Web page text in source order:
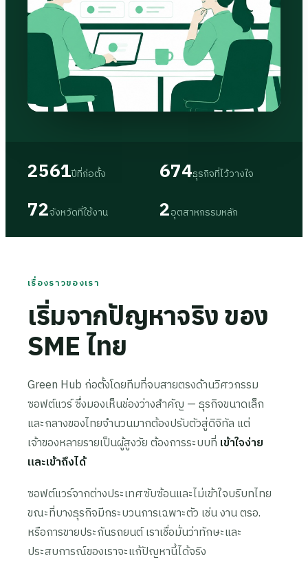
2561ปีที่ก่อตั้ง 674ธุรกิจที่ไว้วางใจ
72จังหวัดที่ใช้งาน 2อุตสาหกรรมหลัก
เรื่องราวของเรา
เริ่มจากปัญหาจริง ของ
SME ไทย
Green Hub ก่อตั้งโดยทีมที่จบสายตรงด้านวิศวกรรม
ซอฟต์แวร์ ซึ่งมองเห็นช่องว่างสำคัญ — ธุรกิจขนาดเล็ก
และกลางของไทยจำนวนมากต้องปรับตัวสู่ดิจิทัล แต่
เจ้าของหลายรายเป็นผู้สูงวัย ต้องการระบบที่ เข้าใจง่าย
และเข้าถึงได้
ซอฟต์แวร์จากต่างประเทศซับซ้อนและไม่เข้าใจบริบทไทย
ขณะที่บางธุรกิจมีกระบวนการเฉพาะตัว เช่น งาน ตรอ.
หรือการขายประกันรถยนต์ เราเชื่อมั่นว่าทักษะและ
ประสบการณ์ของเราจะแก้ปัญหานี้ได้จริง